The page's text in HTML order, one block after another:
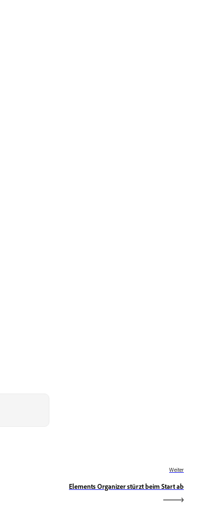
Weiter
Elements Organizer stürzt beim Start ab